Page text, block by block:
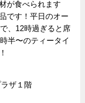
が食べられます
です！平日のオー
、12時過ぎると席
半〜のティータイ
ザ１階